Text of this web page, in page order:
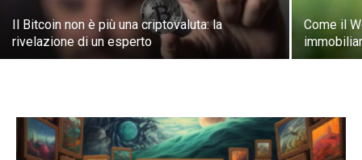
Il Bitcoin non è più una criptovaluta: la
rivelazione di un esperto
Come il